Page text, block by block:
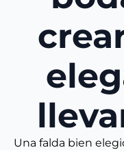
Una falda bien